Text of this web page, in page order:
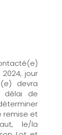
jour
devra
délai de
remise et
le/la